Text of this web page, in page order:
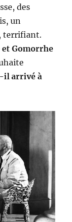
des
un
terrifiant.
et Gomorrhe
il arrivé à